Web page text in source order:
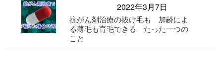
2022年3月7日
抗がん剤治療の抜け毛も 加齢によ
る薄毛も育毛できる たった一つの
こと